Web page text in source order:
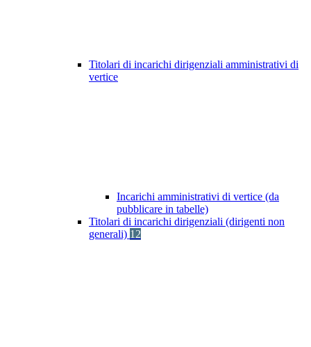
Titolari di incarichi dirigenziali amministrativi di
vertice
Incarichi amministrativi di vertice (da
pubblicare in tabelle)
Titolari di incarichi dirigenziali (dirigenti non
generali) 12